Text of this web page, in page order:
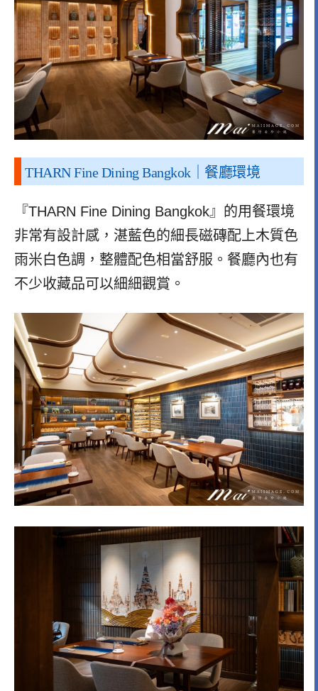
THARN Fine Dining Bangkok｜餐廳環境
『THARN Fine Dining Bangkok』的用餐環境
非常有設計感， 湛藍色的細長磁磚配上木質色
雨米白色調，整體配色相當舒服。餐廳內也有
不少收藏品可以細細觀賞。